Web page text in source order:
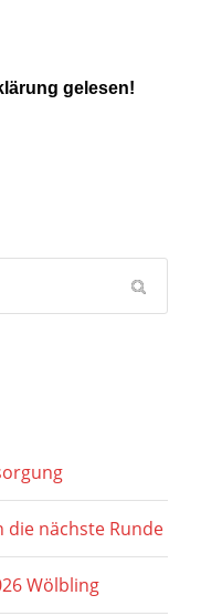
gelesen!
die nächste Runde
Wölbling